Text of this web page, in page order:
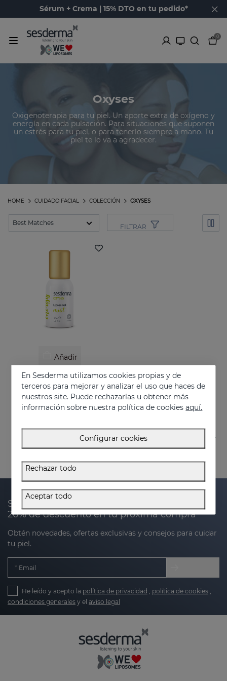
Sérum + Crema | 15% DTO en tu pedido*
0
Oxyses
Oxigenoterapia para tu piel. Un aporte extra de oxígeno y
energía en cada pulsación. Para situaciones que suponen
un estrés para tu piel, o para tenerlo siempre a mano. Tu
piel te lo va a agradecer.
OXYSES
COLECCIÓN
CUIDADO FACIAL
HOME
FILTRAR
Añadir
OXYSES Mist
Energy on the go
26.95 €
Suscríbete a nuestra newsletter y recibe un
20% de descuento en tu próxima compra
Obtén novedades, ofertas exclusivas y consejos para cuidar
tu piel.
Email
He leído y acepto la política de privacidad , política de cookies ,
condiciones generales y el aviso legal
En Sesderma utilizamos cookies propias y de
terceros para mejorar y analizar el uso que haces de
nuestros site. Puede rechazarlas u obtener más
información sobre nuestra política de cookiesaquí.
Configurar cookies
Rechazar todo
Aceptar todo